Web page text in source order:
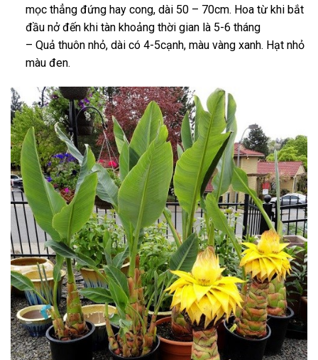
mọc thẳng đứng hay cong, dài 50 – 70cm. Hoa từ khi bắt
đầu nở đến khi tàn khoảng thời gian là 5-6 tháng
– Quả thuôn nhỏ, dài có 4-5cạnh, màu vàng xanh. Hạt nhỏ
màu đen.